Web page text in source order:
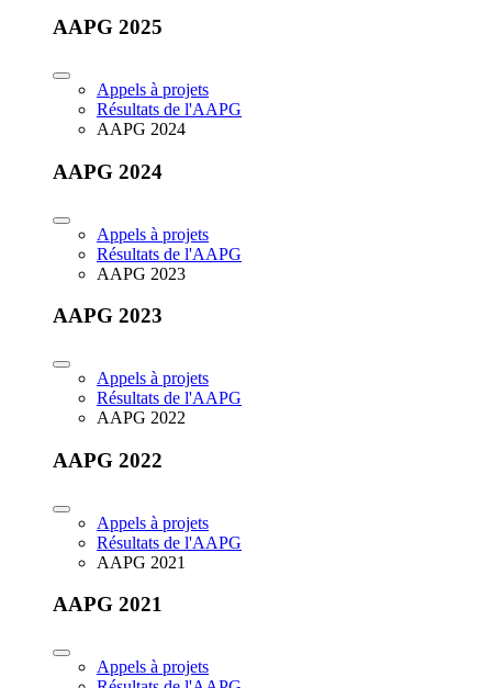
AAPG 2025
Appels à projets
Résultats de l'AAPG
AAPG 2024
AAPG 2024
Appels à projets
Résultats de l'AAPG
AAPG 2023
AAPG 2023
Appels à projets
Résultats de l'AAPG
AAPG 2022
AAPG 2022
Appels à projets
Résultats de l'AAPG
AAPG 2021
AAPG 2021
Appels à projets